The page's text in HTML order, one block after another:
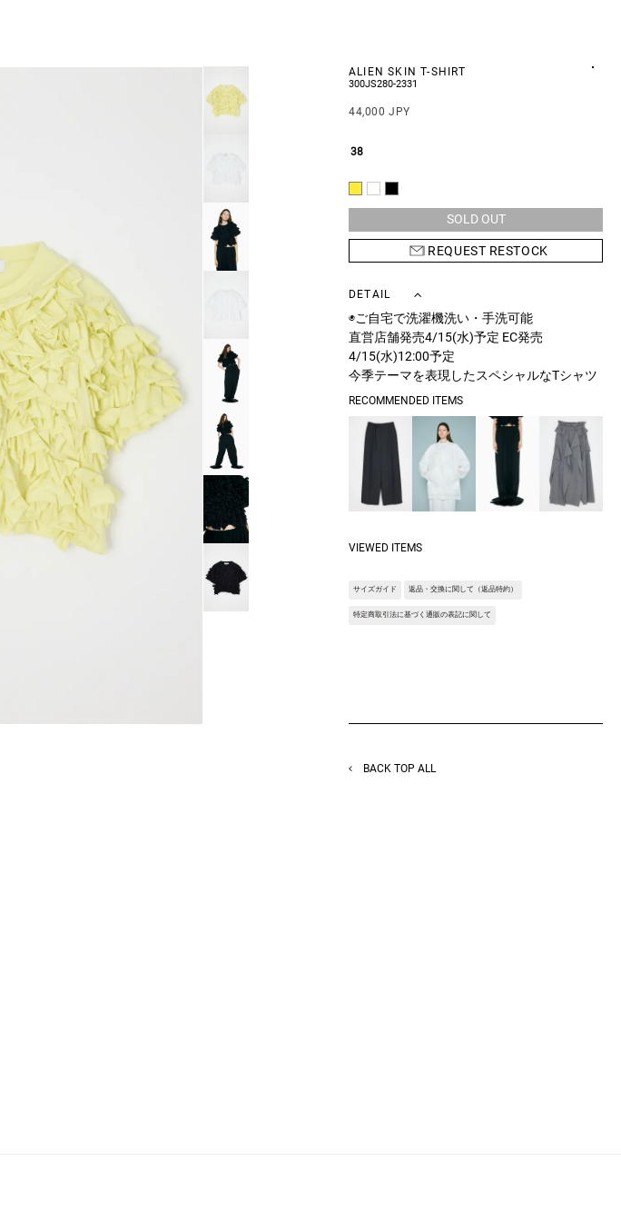
ALIEN SKIN T-SHIRT
300JS280-2331
44,000 JPY
38
SOLD OUT
REQUEST RESTOCK
DETAIL
◉ご自宅で洗濯機洗い・手洗可能
直営店舗発売4/15(水)予定 EC発売
4/15(水)12:00予定
今季テーマを表現したスペシャルなTシャツ
は、エイリアンの肌をイメージした立体的で
少しグロテスクなデザイン。
共地のモチーフをあえて截ち切りにすること
で、くるくるとした動きがでてエイリアン感
を演出します。
前身頃にぎっしりと敷きつめたモチーフが顔
周りを華やかにしてくれます。
編みゲージが一般的なゲージより少しゆるい
ジでの編立の為透け感もなく着用しやすい素
※サンプルを使用して撮影しております。実
RECOMMENDED ITEMS
VIEWED ITEMS
サイズガイド 返品・交換に関して（返品特約）
特定商取引法に基づく通販の表記に関して
BACK TOP ALL